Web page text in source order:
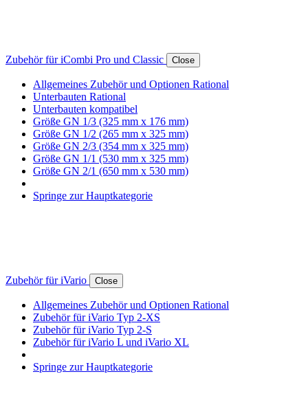
Zubehör für iCombi Pro und Classic Close
Allgemeines Zubehör und Optionen Rational
Unterbauten Rational
Unterbauten kompatibel
Größe GN 1/3 (325 mm x 176 mm)
Größe GN 1/2 (265 mm x 325 mm)
Größe GN 2/3 (354 mm x 325 mm)
Größe GN 1/1 (530 mm x 325 mm)
Größe GN 2/1 (650 mm x 530 mm)
Springe zur Hauptkategorie
Zubehör für iVario Close
Allgemeines Zubehör und Optionen Rational
Zubehör für iVario Typ 2-XS
Zubehör für iVario Typ 2-S
Zubehör für iVario L und iVario XL
Springe zur Hauptkategorie